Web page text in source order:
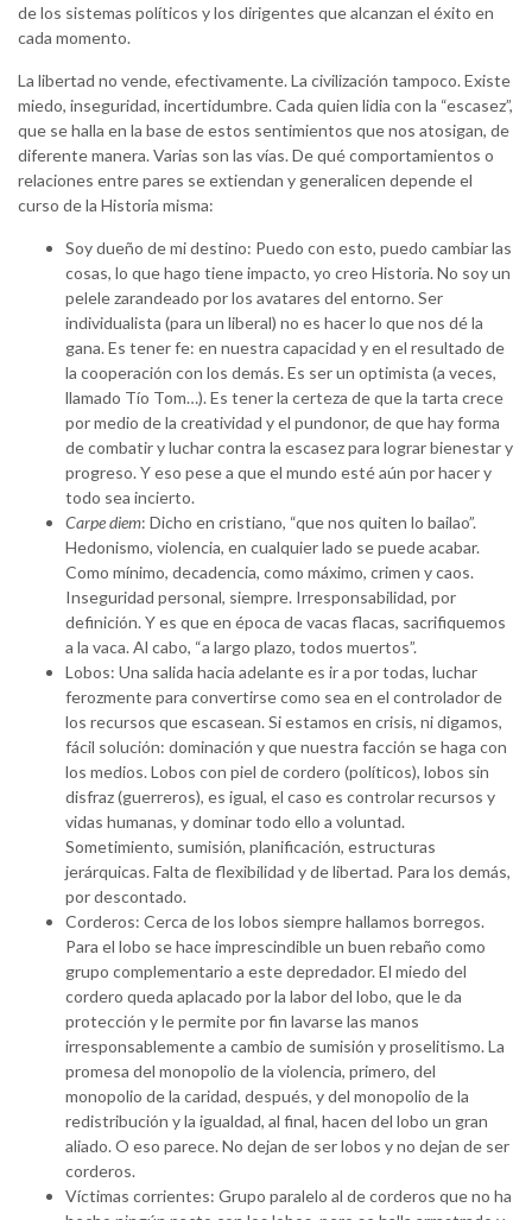
de los sistemas políticos y los dirigentes que alcanzan el éxito en
cada momento.
La libertad no vende, efectivamente. La civilización tampoco. Existe
miedo, inseguridad, incertidumbre. Cada quien lidia con la “escasez”,
que se halla en la base de estos sentimientos que nos atosigan, de
diferente manera. Varias son las vías. De qué comportamientos o
relaciones entre pares se extiendan y generalicen depende el
curso de la Historia misma:
Soy dueño de mi destino: Puedo con esto, puedo cambiar las
cosas, lo que hago tiene impacto, yo creo Historia. No soy un
pelele zarandeado por los avatares del entorno. Ser
individualista (para un liberal) no es hacer lo que nos dé la
gana. Es tener fe: en nuestra capacidad y en el resultado de
la cooperación con los demás. Es ser un optimista (a veces,
llamado Tío Tom…). Es tener la certeza de que la tarta crece
por medio de la creatividad y el pundonor, de que hay forma
de combatir y luchar contra la escasez para lograr bienestar y
progreso. Y eso pese a que el mundo esté aún por hacer y
todo sea incierto.
Carpe diem: Dicho en cristiano, “que nos quiten lo bailao”.
Hedonismo, violencia, en cualquier lado se puede acabar.
Como mínimo, decadencia, como máximo, crimen y caos.
Inseguridad personal, siempre. Irresponsabilidad, por
definición. Y es que en época de vacas flacas, sacrifiquemos
a la vaca. Al cabo, “a largo plazo, todos muertos”.
Lobos: Una salida hacia adelante es ir a por todas, luchar
ferozmente para convertirse como sea en el controlador de
los recursos que escasean. Si estamos en crisis, ni digamos,
fácil solución: dominación y que nuestra facción se haga con
los medios. Lobos con piel de cordero (políticos), lobos sin
disfraz (guerreros), es igual, el caso es controlar recursos y
vidas humanas, y dominar todo ello a voluntad.
Sometimiento, sumisión, planificación, estructuras
jerárquicas. Falta de flexibilidad y de libertad. Para los demás,
por descontado.
Corderos: Cerca de los lobos siempre hallamos borregos.
Para el lobo se hace imprescindible un buen rebaño como
grupo complementario a este depredador. El miedo del
cordero queda aplacado por la labor del lobo, que le da
protección y le permite por fin lavarse las manos
irresponsablemente a cambio de sumisión y proselitismo. La
promesa del monopolio de la violencia, primero, del
monopolio de la caridad, después, y del monopolio de la
redistribución y la igualdad, al final, hacen del lobo un gran
aliado. O eso parece. No dejan de ser lobos y no dejan de ser
corderos.
Víctimas corrientes: Grupo paralelo al de corderos que no ha